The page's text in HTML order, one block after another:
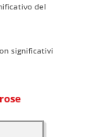
del
significativi